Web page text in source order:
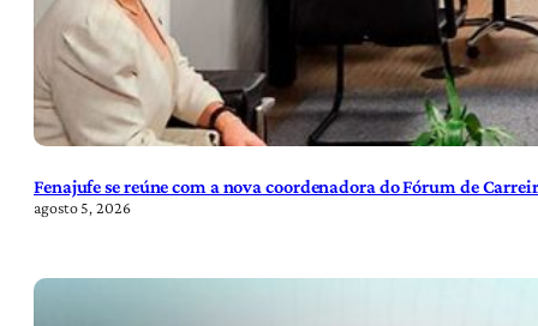
Fenajufe se reúne com a nova coordenadora do Fórum de
agosto 5, 2026